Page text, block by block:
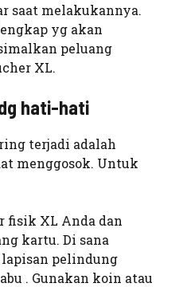
saat melakukannya.
yg akan
peluang
XL.
hati-hati
terjadi adalah
menggosok. Untuk
fisik XL Anda dan
kartu. Di sana
pelindung
. Gunakan koin atau